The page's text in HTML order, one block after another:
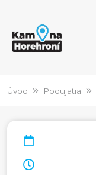
Úvod Podujatia